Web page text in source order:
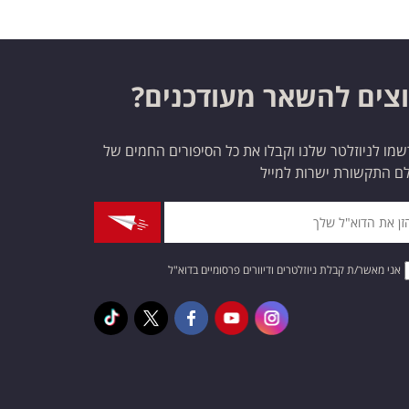
להשאר מעודכנים?
לניוזלטר שלנו וקבלו את כל הסיפורים החמים של
התקשורת ישרות למייל
אני מאשר/ת קבלת ניוזלטרים ודיוורים פרסומיים בדוא"ל